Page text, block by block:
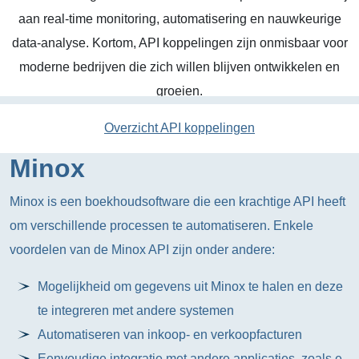
aan real-time monitoring, automatisering en nauwkeurige
data-analyse. Kortom, API koppelingen zijn onmisbaar voor
moderne bedrijven die zich willen blijven ontwikkelen en
groeien.
Overzicht API koppelingen
Minox
Minox is een boekhoudsoftware die een krachtige API heeft
om verschillende processen te automatiseren. Enkele
voordelen van de Minox API zijn onder andere:
Mogelijkheid om gegevens uit Minox te halen en deze
te integreren met andere systemen
Automatiseren van inkoop- en verkoopfacturen